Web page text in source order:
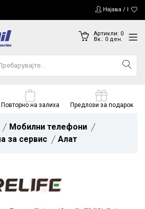
Најава /
Артикли: 0
Вк.: 0ден.
Повторно на залиха Предлози за подарок
Мобилни телефони
за сервис
Алат